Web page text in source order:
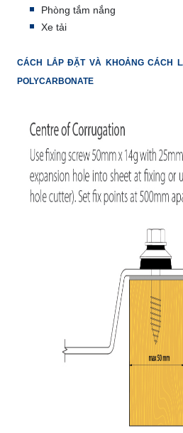
Phòng tắm nắng
Xe tải
CÁCH LẮP ĐẶT VÀ KHOẢNG CÁCH
POLYCARBONATE